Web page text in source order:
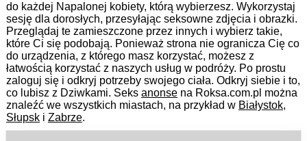
do każdej Napalonej kobiety, którą wybierzesz. Wykorzystaj
sesję dla dorosłych, przesyłając seksowne zdjęcia i obrazki.
Przeglądaj te zamieszczone przez innych i wybierz takie,
które Ci się podobają. Ponieważ strona nie ogranicza Cię co
do urządzenia, z którego masz korzystać, możesz z
łatwością korzystać z naszych usług w podróży. Po prostu
zaloguj się i odkryj potrzeby swojego ciała. Odkryj siebie i to,
co lubisz z Dziwkami. Seks anonsena Roksa.com.pl można
znaleźć we wszystkich miastach, na przykład w Białystok,
Słupski Zabrze.